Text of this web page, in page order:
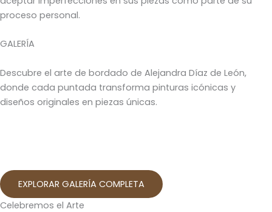
proceso personal.
GALERÍA
Descubre el arte de bordado de Alejandra Díaz de León,
donde cada puntada transforma pinturas icónicas y
diseños originales en piezas únicas.
EXPLORAR GALERÍA COMPLETA
Celebremos el Arte